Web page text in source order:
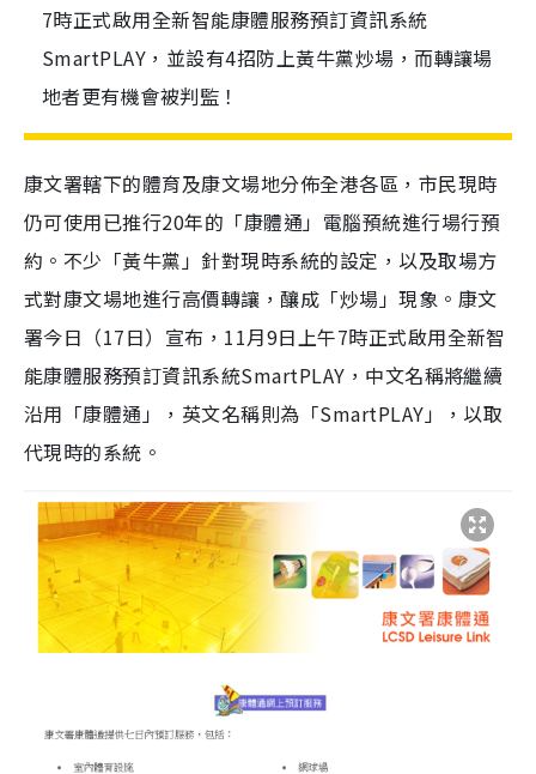
7時正式啟用全新智能康體服務預訂資訊系統
SmartPLAY，並設有4招防上黃牛黨炒場，而轉讓場
地者更有機會被判監！
康文署轄下的體育及康文場地分佈全港各區，市民現時
仍可使用已推行20年的「康體通」電腦預統進行場行預
約。不少「黃牛黨」針對現時系統的設定，以及取場方
式對康文場地進行高價轉讓，釀成「炒場」現象。康文
署今日（17日）宣布，11月9日上午7時正式啟用全新智
能康體服務預訂資訊系統SmartPLAY，中文名稱將繼續
沿用「康體通」，英文名稱則為「SmartPLAY」，以取
代現時的系統。